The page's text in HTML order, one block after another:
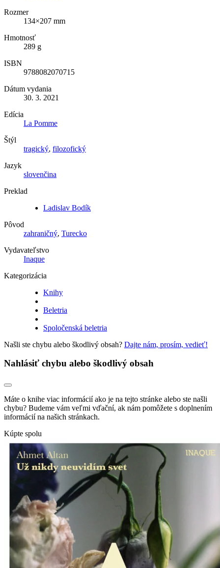
Rozmer
134×207 mm
Hmotnosť
289 g
ISBN
9788082070715
Dátum vydania
30. 3. 2021
Edícia
La Pomme
Štýl
tragický, filozofický
Jazyk
slovenčina
Preklad
Ladislav Bodík
Pôvod
zahraničný, Turecko
Vydavateľstvo
Inaque
Kategorizácia
Knihy
Beletria
Spoločenská beletria
Našli ste chybu alebo škodlivý obsah? Dajte nám, prosím, vedieť!
Nahlásiť chybu alebo škodlivý obsah
Máte o knihe viac informácií ako je na tejto stránke alebo ste našli
chybu? Budeme vám veľmi vďační, ak nám pomôžete s doplnením
informácií na našich stránkach.
Kúpte spolu